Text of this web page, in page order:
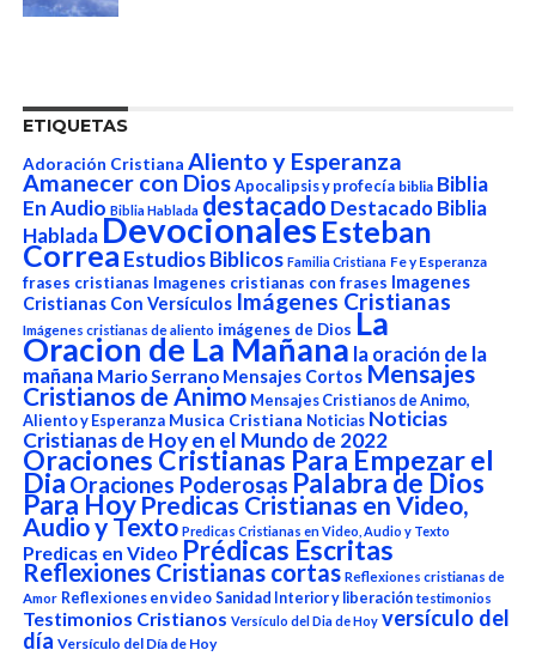
ETIQUETAS
Adoración Cristiana Aliento y Esperanza
Amanecer con Dios Apocalipsis y profecía biblia Biblia
En Audio Biblia Hablada destacado Destacado Biblia
HabladaDevocionalesEsteban
Correa Estudios Biblicos Familia Cristiana Fe y Esperanza
frases cristianas Imagenes cristianas con frases Imagenes
Cristianas Con Versículos Imágenes Cristianas
Imágenes cristianas de aliento imágenes de Dios La
Oracion de La Mañana la oración de la
mañana Mario Serrano Mensajes Cortos Mensajes
Cristianos de Animo Mensajes Cristianos de Animo,
Aliento y Esperanza Musica Cristiana Noticias Noticias
Cristianas de Hoy en el Mundo de 2022
Oraciones Cristianas Para Empezar el
Dia Oraciones Poderosas Palabra de Dios
Para Hoy Predicas Cristianas en Video,
Audio y Texto Predicas Cristianas en Video, Audio y Texto
Predicas en Video Prédicas Escritas
Reflexiones Cristianas cortas Reflexiones cristianas de
Amor Reflexiones en video Sanidad Interior y liberación testimonios
Testimonios Cristianos Versículo del Dia de Hoy versículo del
día Versículo del Día de Hoy